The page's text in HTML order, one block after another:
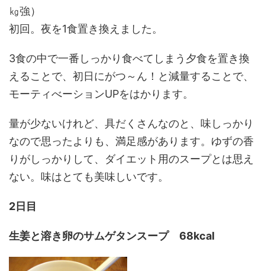
㎏強）
初回。夜を1食置き換えました。
3食の中で一番しっかり食べてしまう夕食を置き換
えることで、初日にがつ～ん！と減量することで、
モーティべーションUPをはかります。
量が少ないけれど、具だくさんなのと、味しっかり
なので思ったよりも、満足感があります。ゆずの香
りがしっかりして、ダイエット用のスープとは思え
ない。味はとても美味しいです。
2日目
生姜と溶き卵のサムゲタンスープ 68kcal